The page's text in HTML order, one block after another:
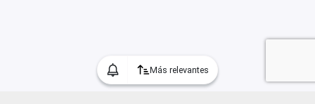
Más relevantes